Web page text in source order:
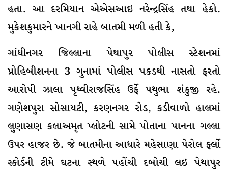
હતા. આ દરમિયાન એએસઆઇ નરેન્દ્રસિંહ તથા હેકો.
મુકેશકુમારને ખાનગી રાહે બાતમી મળી હતી કે,
ગાંધીનગર જિલ્લાના પેથાપુર પોલીસ સ્ટેશનમાં
પ્રોહિબીશનના 3 ગુનામાં પોલીસ પકડથી નાસતો ફરતો
આરોપી ઝાલા પૃથ્વીરાજસિંહ ઉર્ફે પથુભા શંકુજી રહે.
ગણેશપુરા સોસાયટી, કરણનગર રોડ, કડીવાળો હાલમાં
લુુણાસણ કલાઅમૃત પ્લોટની સામે પોતાના પાનના ગલ્લા
ઉપર હાજર છે. જે બાતમીના આધારે મહેસાણા પેરોલ ફર્લો
સ્કોર્ડની ટીમે ઘટના સ્થળે પહોંચી દબોચી લઇ પેથાપુર